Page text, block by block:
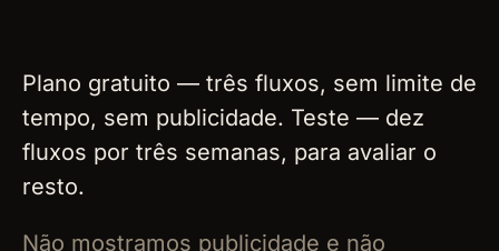
Plano gratuito — três fluxos, sem limite de
tempo, sem publicidade. Teste — dez
fluxos por três semanas, para avaliar o
resto.
Não mostramos publicidade e não